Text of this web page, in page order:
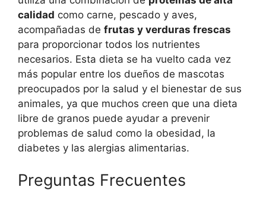
calidad como carne, pescado y aves,
acompañadas de frutas y verduras frescas
para proporcionar todos los nutrientes
necesarios. Esta dieta se ha vuelto cada vez
más popular entre los dueños de mascotas
preocupados por la salud y el bienestar de sus
animales, ya que muchos creen que una dieta
libre de granos puede ayudar a prevenir
problemas de salud como la obesidad, la
diabetes y las alergias alimentarias.
Preguntas Frecuentes